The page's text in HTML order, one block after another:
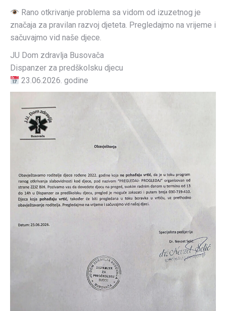
Rano otkrivanje problema sa vidom od izuzetnog je
značaja za pravilan razvoj djeteta. Pregledajmo na vrijeme i
sačuvajmo vid naše djece.
JU Dom zdravlja Busovača
Dispanzer za predškolsku djecu
23.06.2026. godine